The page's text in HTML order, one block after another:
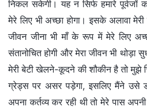
निकल सकेगी। यह न सिर्फ हमारे पूर्वजों
मेरे लिए भी अच्छा होगा। इसके अलावा
जीवन जीना भी माँ के रूप में मेरे लिए
संतानोचित होगी और मेरा जीवन भी थोड़ा
मेरी बेटी खेलने-कूदने की शौकीन है तो मुझे
ग्रेड्स पर असर पड़ेगा, इसलिए मैंने उसे
अपना कर्तव्य कर रही थी तो मेरे पास अपनी